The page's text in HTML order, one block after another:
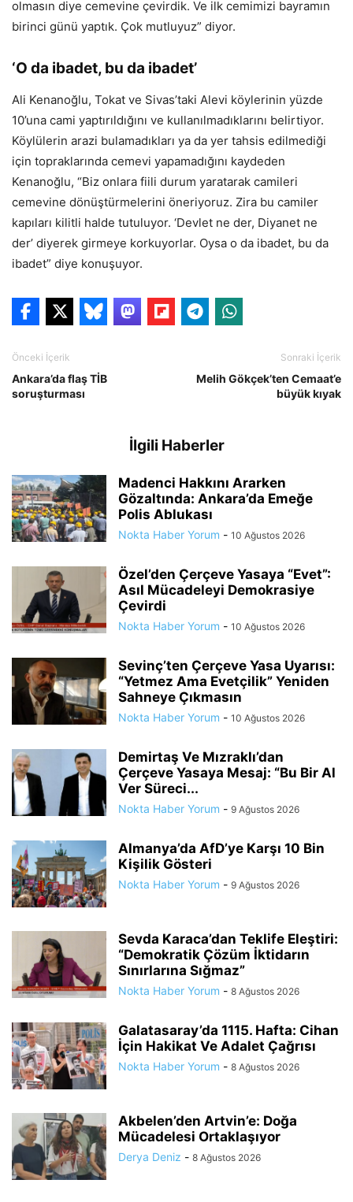
olmasın diye cemevine çevirdik. Ve ilk cemimizi bayramın
birinci günü yaptık. Çok mutluyuz” diyor.
‘O da ibadet, bu da ibadet’
Ali Kenanoğlu, Tokat ve Sivas’taki Alevi köylerinin yüzde
10’una cami yaptırıldığını ve kullanılmadıklarını belirtiyor.
Köylülerin arazi bulamadıkları ya da yer tahsis edilmediği
için topraklarında cemevi yapamadığını kaydeden
Kenanoğlu, “Biz onlara fiili durum yaratarak camileri
cemevine dönüştürmelerini öneriyoruz. Zira bu camiler
kapıları kilitli halde tutuluyor. ‘Devlet ne der, Diyanet ne
der’ diyerek girmeye korkuyorlar. Oysa o da ibadet, bu da
ibadet” diye konuşuyor.
Önceki İçerik
Ankara’da flaş TİB
soruşturması
Sonraki İçerik
Melih Gökçek’ten Cemaat’e
büyük kıyak
İlgili Haberler
Madenci Hakkını Ararken
Gözaltında: Ankara’da Emeğe
Polis Ablukası
Nokta Haber Yorum - 10 Ağustos 2026
Özel’den Çerçeve Yasaya “Evet”:
Asıl Mücadeleyi Demokrasiye
Çevirdi
Nokta Haber Yorum - 10 Ağustos 2026
Sevinç’ten Çerçeve Yasa Uyarısı:
“Yetmez Ama Evetçilik” Yeniden
Sahneye Çıkmasın
Nokta Haber Yorum - 10 Ağustos 2026
Demirtaş Ve Mızraklı’dan
Çerçeve Yasaya Mesaj: “Bu Bir Al
Ver Süreci...
Nokta Haber Yorum - 9 Ağustos 2026
Almanya’da AfD’ye Karşı 10 Bin
Kişilik Gösteri
Nokta Haber Yorum - 9 Ağustos 2026
Sevda Karaca’dan Teklife Eleştiri:
“Demokratik Çözüm İktidarın
Sınırlarına Sığmaz”
Nokta Haber Yorum - 8 Ağustos 2026
Galatasaray’da 1115. Hafta: Cihan
İçin Hakikat Ve Adalet Çağrısı
Nokta Haber Yorum - 8 Ağustos 2026
Akbelen’den Artvin’e: Doğa
Mücadelesi Ortaklaşıyor
Derya Deniz - 8 Ağustos 2026